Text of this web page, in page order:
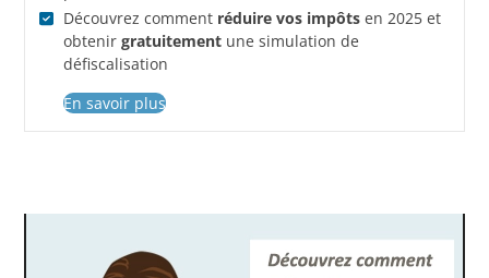
Découvrez comment réduire vos impôtsen 2025 et
obtenirgratuitement une simulation de
défiscalisation
En savoir plus